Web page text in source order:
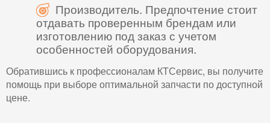
Производитель. Предпочтение стоит
отдавать проверенным брендам или
изготовлению под заказ с учетом
особенностей оборудования.
Обратившись к профессионалам КТСервис, вы получите
помощь при выборе оптимальной запчасти по доступной
цене.